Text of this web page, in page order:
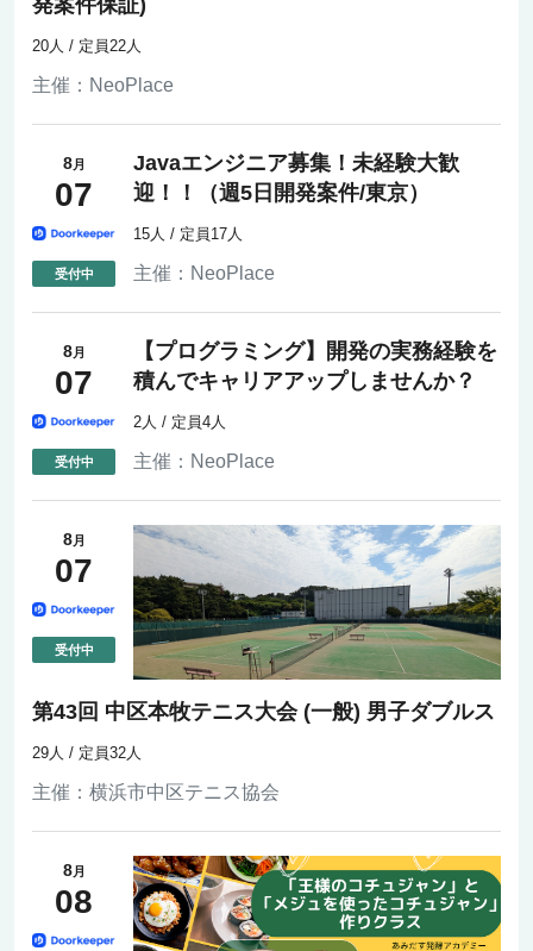
発案件保証)
主催： NeoPlace
20人 / 定員22人
8月
07
Javaエンジニア募集！未経験大歓
迎！！（週5日開発案件/東京）
主催： NeoPlace
15人 / 定員17人
8月
07
【プログラミング】開発の実務経験を
積んでキャリアアップしませんか？
主催： NeoPlace
2人 / 定員4人
8月
07
第43回 中区本牧テニス大会 (一般) 男子ダブルス
主催： 横浜市中区テニス協会
29人 / 定員32人
8月
08